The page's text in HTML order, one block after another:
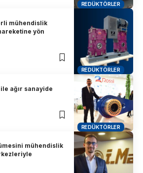
REDÜKTÖRLER
REDÜKTÖRLER
mühendislik
yön
REDÜKTÖRLER
ağır sanayide
mühendislik